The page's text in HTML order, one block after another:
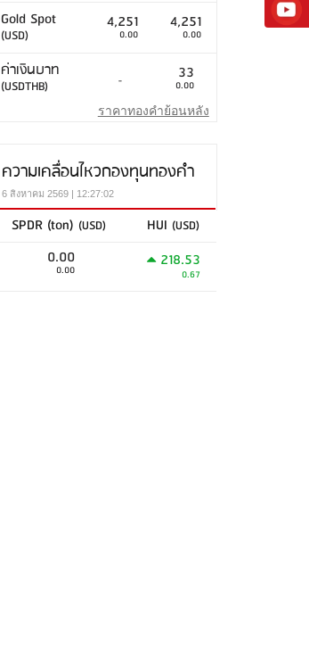
Gold Spot
(USD)
4,251
0.00
4,251
0.00
ค่าเงินบาท
(USDTHB) - 33
0.00
ราคาทองคำย้อนหลัง
ความเคลื่อนไหวกองทุนทองคำ
6 สิงหาคม 2569 | 12:27:02
SPDR (ton) (USD) HUI (USD)
0.00
0.00 218.53
0.67